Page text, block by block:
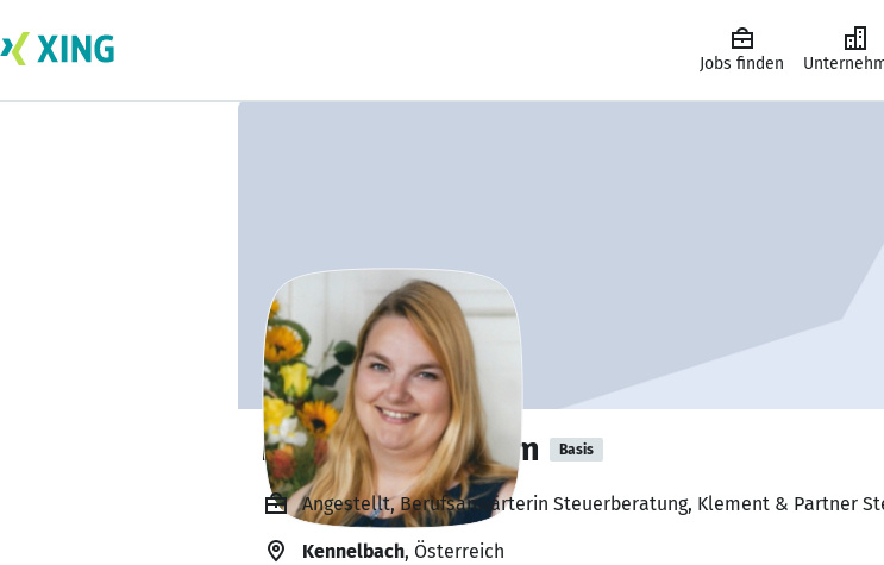
Jobs finden
Mag. Claudia Diem Basis
Angestellt, Berufsanwärterin Steuerberatung, Klement & Partner
Kennelbach, Österreich